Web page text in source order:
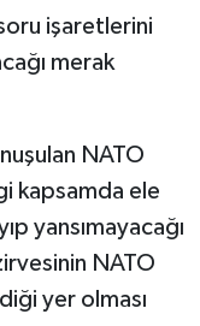
işaretlerini
merak
NATO
kapsamda ele
yansımayacağı
NATO
yer olması